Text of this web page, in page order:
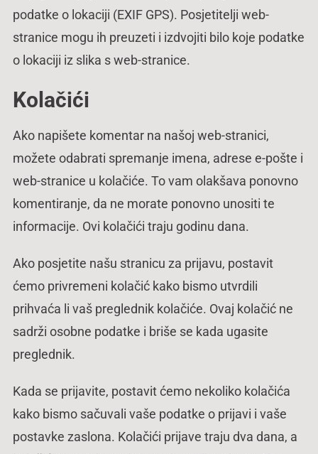
podatke o lokaciji (EXIF GPS). Posjetitelji web-
stranice mogu ih preuzeti i izdvojiti bilo koje podatke
o lokaciji iz slika s web-stranice.
Kolačići
Ako napišete komentar na našoj web-stranici,
možete odabrati spremanje imena, adrese e-pošte i
web-stranice u kolačiće. To vam olakšava ponovno
komentiranje, da ne morate ponovno unositi te
informacije. Ovi kolačići traju godinu dana.
Ako posjetite našu stranicu za prijavu, postavit
ćemo privremeni kolačić kako bismo utvrdili
prihvaća li vaš preglednik kolačiće. Ovaj kolačić ne
sadrži osobne podatke i briše se kada ugasite
preglednik.
Kada se prijavite, postavit ćemo nekoliko kolačića
kako bismo sačuvali vaše podatke o prijavi i vaše
postavke zaslona. Kolačići prijave traju dva dana, a